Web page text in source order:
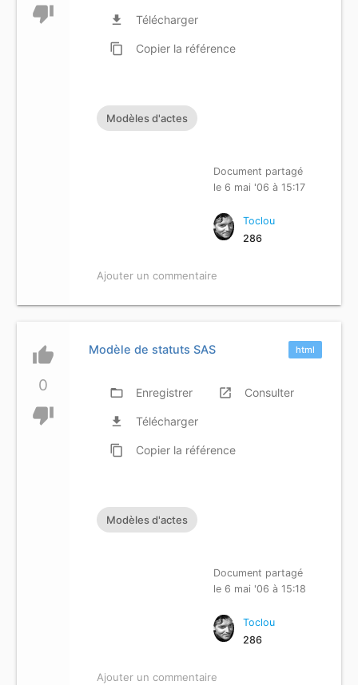
thumb_down file_download Télécharger
content_copy Copier la référence
Modèles d'actes
Document partagé
le 6 mai '06 à 15:17
Toclou
286
Ajouter un commentaire
thumb_up
0
thumb_down
html
Modèle de statuts SAS
folder_open Enregistrer launch Consulter
file_download Télécharger
content_copy Copier la référence
Modèles d'actes
Document partagé
le 6 mai '06 à 15:18
Toclou
286
Ajouter un commentaire